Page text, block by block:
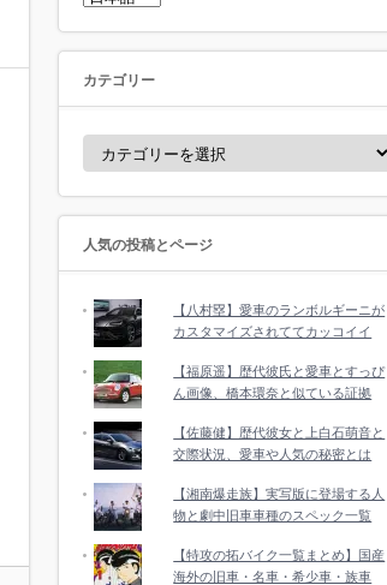
語
カテゴリー
人気の投稿とページ
【八村塁】愛車のランボルギーニが
カスタマイズされててカッコイイ
【福原遥】歴代彼氏と愛車とすっぴ
ん画像、橋本環奈と似ている証拠
【佐藤健】歴代彼女と上白石萌音と
交際状況、愛車や人気の秘密とは
【湘南爆走族】実写版に登場する人
物と劇中旧車車種のスペック一覧
【特攻の拓バイク一覧まとめ】国産
海外の旧車・名車・希少車・族車